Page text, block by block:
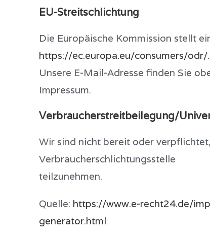
EU-Streitschlichtung
Die Europäische Kommission stellt
https://ec.europa.eu/consumers/odr/.
Unsere E-Mail-Adresse finden Sie
Impressum.
Verbraucher­streit­beilegung/
Wir sind nicht bereit oder
Verbraucherschlichtungsstelle
teilzunehmen.
Quelle: https://www.e-recht24.de/
generator.html